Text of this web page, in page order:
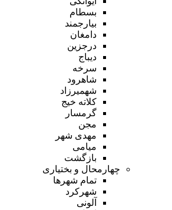
بسطام
بیارجمند
دامغان
درجزین
دیباج
سرخه
شاهرود
شهمیرزاد
کلاته خیج
گرمسار
مجن
مهدی شهر
میامی
بازگشت
چهارمحال و بختیاری
تمام شهر‌ها
شهرکرد
آلونی